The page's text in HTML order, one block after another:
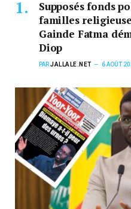
Supposés fonds
familles
Gainde Fatma
Diop
PARJALLALE.NET 6 AOÛT